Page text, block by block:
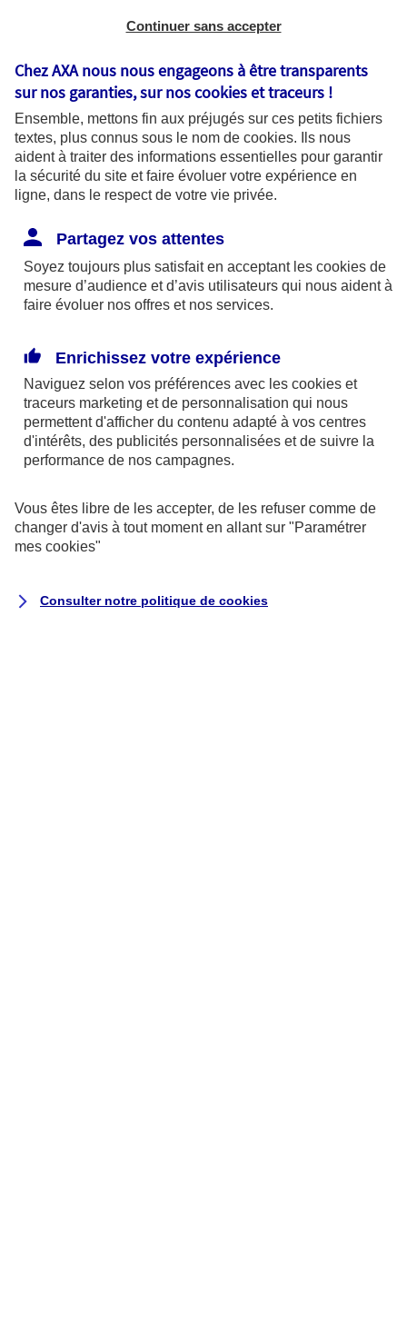
individuelexerçant une activité
de société de personnes et associé
unique d’EURL exerçant une activité
industrielle ou commerciale et n’ayant
pas opté pour l’IS.
Profession libérale, exploitant
libérale, associé de sociétés de
personnes et associé unique d’EURL
exerçant une activité non commerciale
Gérant majoritaire de SARL ou
gérant associéde sociétés en
commandite par actions ou associé de
certaines sociétés de personnes, ou
associé de sociétés civiles soumises à
l’IS sur option.
Continuer sans accepter
Chez AXA nous nous engageons à être transparents
sur nos garanties, sur noscookies et traceurs !
Ensemble, mettons fin aux préjugés sur ces petits fichiers
textes, plus connus sous le nom de cookies. Ils nous
aident à traiter des informations essentielles pour garantir
la sécurité du site et faire évoluer votre expérience en
ligne, dans le respect de votre vie privée.
Partagez vos attentes
Soyez toujours plus satisfait en acceptant les cookies de
mesure d’audience et d’avis utilisateurs qui nous aident à
faire évoluer nos offres et nos services.
Enrichissez votre expérience
Naviguez selon vos préférences avec les cookies et
traceurs marketing et de personnalisation qui nous
permettent d'afficher du contenu adapté à vos centres
d'intérêts, des publicités personnalisées et de suivre la
performance de nos campagnes.
Vous êtes libre de les accepter, de les refuser comme de
changer d'avis à tout moment en allant sur "Paramétrer
mes cookies"
Consulter notre politique de cookies